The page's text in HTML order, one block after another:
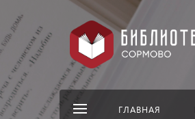
ГЛАВНАЯ